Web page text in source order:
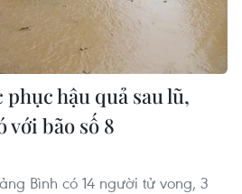
hậu quả sau lũ,
với bão số 8
Bình có 14 người tử vong, 3